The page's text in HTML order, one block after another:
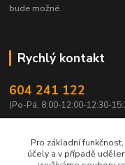
bude možné.
Rychlý kontakt
604 241 122
(Po-Pá, 8:00-12:00-12:30-
Pro základní
účely a v případě